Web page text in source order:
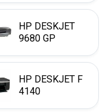
HP DESKJET
9680 GP
HP DESKJET F
4140